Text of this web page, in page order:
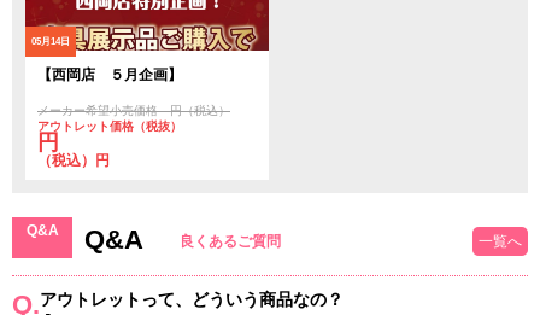
05月14日
【西岡店 ５月企画】
メーカー希望小売価格 円（税込）
アウトレット価格（税抜）
円
（税込）円
Q&A Q&A 良くあるご質問 一覧へ
Q.アウトレットって、どういう商品なの？